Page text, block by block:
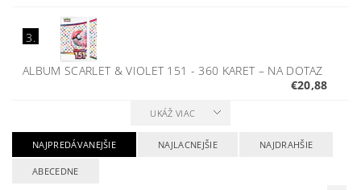
3.
ALBUM SCARLET & VIOLET 151 - 360 KARET – NA DOTAZ
€20,88
UKÁŽ VIAC
NAJPREDÁVANEJŠIE NAJLACNEJŠIE NAJDRAHŠIE
ABECEDNE